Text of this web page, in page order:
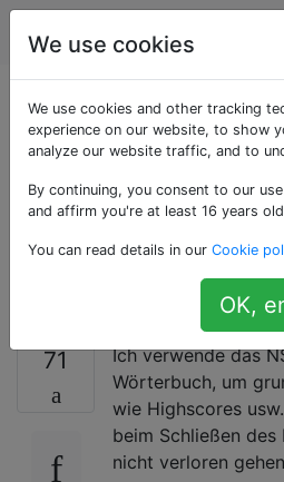
Löschen
Schlüssel
Wörterbuch
71
Ich verwende das
Wörterbuch, um
wie Highscores
beim Schließen
nicht verloren
We use cookies
We use cookies and other tracking
experience on our website, to show
analyze our website traffic, and to
By continuing, you consent to our
and affirm you're at least 16 years
You can read details in our Cookie
OK,